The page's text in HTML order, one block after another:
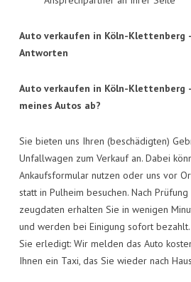
Auto ver­kau­fen in Köln-Klet­ten­berg
Antworten
Auto ver­kau­fen in Köln-Klet­ten­berg
mei­nes Autos ab?
Sie bie­ten uns Ihren (beschä­dig­ten)
Unfall­wa­gen zum Ver­kauf an. Dabei
Ankaufs­for­mu­lar nut­zen oder uns vor
statt in Pul­heim besu­chen. Nach
zeug­da­ten erhal­ten Sie in weni­gen
und wer­den bei Eini­gung sofort
Sie erle­digt: Wir mel­den das Auto
Ihnen ein Taxi, das Sie wie­der nach